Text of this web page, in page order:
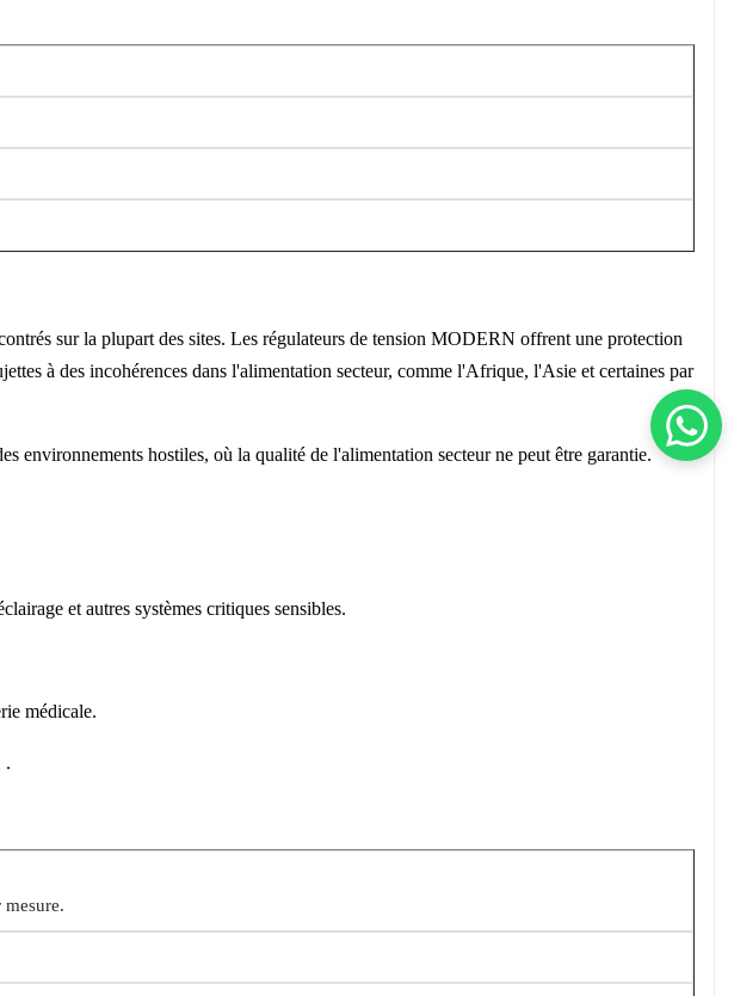
sur la plupart des sites. Les régulateurs de tension MODERN offrent une protection
à des incohérences dans l'alimentation secteur, comme l'Afrique, l'Asie et certaines par
environnements hostiles, où la qualité de l'alimentation secteur ne peut être garantie.
et autres systèmes critiques sensibles.
médicale.
.